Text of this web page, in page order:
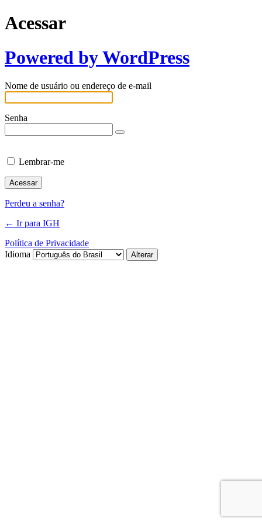
Acessar
Powered by WordPress
Nome de usuário ou endereço de e-mail
Senha
Lembrar-me
Perdeu a senha?
← Ir para IGH
Política de Privacidade
Idioma